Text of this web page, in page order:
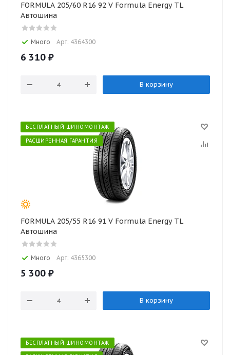
FORMULA 205/60 R16 92 V Formula Energy TL
Автошина
Много Арт: 4364300
6 310 ₽
В корзину
БЕСПЛАТНЫЙ ШИНОМОНТАЖ
РАСШИРЕННАЯ ГАРАНТИЯ
FORMULA 205/55 R16 91 V Formula Energy TL
Автошина
Много Арт: 4365300
5 300 ₽
В корзину
БЕСПЛАТНЫЙ ШИНОМОНТАЖ